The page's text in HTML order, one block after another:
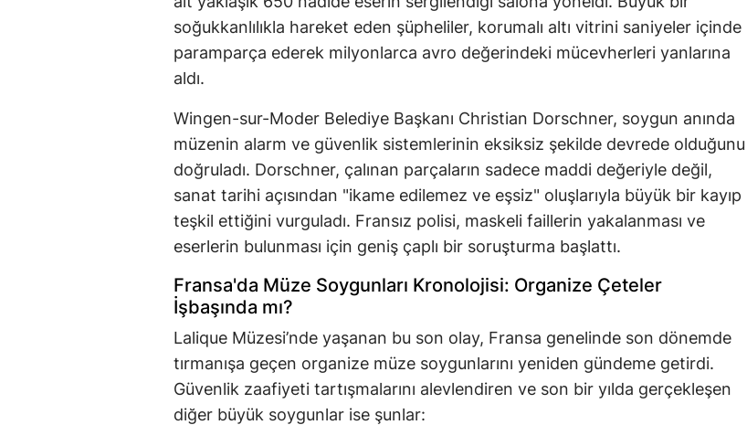
soğukkanlılıkla hareket eden şüpheliler, korumalı altı vitrini saniyeler içinde
paramparça ederek milyonlarca avro değerindeki mücevherleri yanlarına
aldı.
Wingen-sur-Moder Belediye Başkanı Christian Dorschner, soygun anında
müzenin alarm ve güvenlik sistemlerinin eksiksiz şekilde devrede olduğunu
doğruladı. Dorschner, çalınan parçaların sadece maddi değeriyle değil,
sanat tarihi açısından "ikame edilemez ve eşsiz" oluşlarıyla büyük bir kayıp
teşkil ettiğini vurguladı. Fransız polisi, maskeli faillerin yakalanması ve
eserlerin bulunması için geniş çaplı bir soruşturma başlattı.
Fransa'da Müze Soygunları Kronolojisi: Organize Çeteler
İşbaşında mı?
Lalique Müzesi’nde yaşanan bu son olay, Fransa genelinde son dönemde
tırmanışa geçen organize müze soygunlarını yeniden gündeme getirdi.
Güvenlik zaafiyeti tartışmalarını alevlendiren ve son bir yılda gerçekleşen
diğer büyük soygunlar ise şunlar: